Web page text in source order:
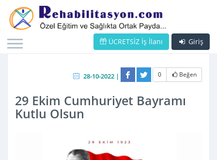
Giriş
ÜCRETSİZ İş İlanı
28-10-2022 | 0 Beğen
29 Ekim Cumhuriyet Bayramı
Kutlu Olsun